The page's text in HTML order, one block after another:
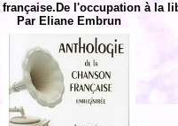
l'occupation à la
Par Eliane Embrun